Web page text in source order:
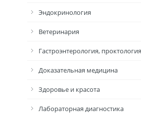
Эндокринология
Ветеринария
Гастроэнтерология, проктология
Доказательная медицина
Здоровье и красота
Лабораторная диагностика